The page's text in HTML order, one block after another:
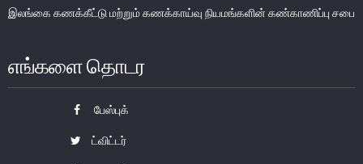
இலங்கை கணக்கீட்டு மற்றும் கணக்காய்வு நியமங்களின் கண்காணிப்பு சபை
எங்களை தொடர
பேஸ்புக்
ட்விட்டர்